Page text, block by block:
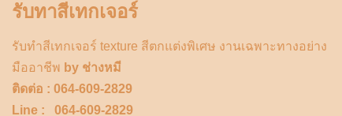
รับทาสีเทกเจอร์
รับทำสีเทกเจอร์ texture สีตกแต่งพิเศษ งานเฉพาะทางอย่าง
มืออาชีพ by ช่างหมี
ติดต่อ : 064-609-2829
Line : 064-609-2829